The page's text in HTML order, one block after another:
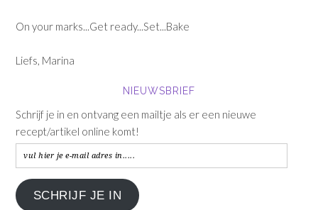
On your marks...Get ready...Set...Bake
Liefs, Marina
NIEUWSBRIEF
Schrijf je in en ontvang een mailtje als er een nieuwe
recept/artikel online komt!
vul
hier
je
e-
SCHRIJF JE IN